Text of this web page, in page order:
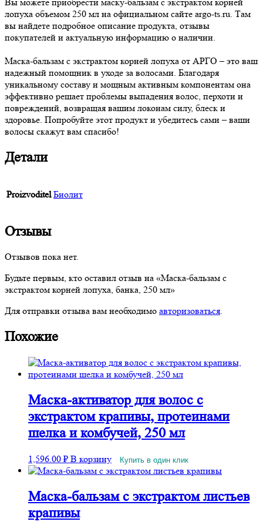
лопуха объемом 250 мл на официальном сайте argo-ts.ru. Там
вы найдете подробное описание продукта, отзывы
покупателей и актуальную информацию о наличии.
Маска-бальзам с экстрактом корней лопуха от АРГО – это ваш
надежный помощник в уходе за волосами. Благодаря
уникальному составу и мощным активным компонентам она
эффективно решает проблемы выпадения волос, перхоти и
повреждений, возвращая вашим локонам силу, блеск и
здоровье. Попробуйте этот продукт и убедитесь сами – ваши
волосы скажут вам спасибо!
Детали
Proizvoditel Биолит
Отзывы
Отзывов пока нет.
Будьте первым, кто оставил отзыв на «Маска-бальзам с
экстрактом корней лопуха, банка, 250 мл»
Для отправки отзыва вам необходимо авторизоваться.
Похожие
Маска-активатор для волос с
экстрактом крапивы, протеинами
шелка и комбучей, 250 мл
1,596.00 ₽ В корзину Купить в один клик
Маска-бальзам с экстрактом листьев
крапивы